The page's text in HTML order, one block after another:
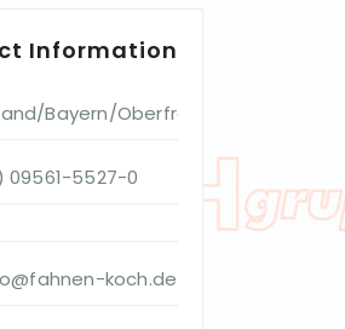
Information
Bayern/Oberfranken
09561-5527-0
koch.de